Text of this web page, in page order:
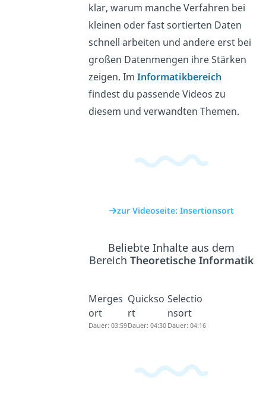
klar, warum manche Verfahren bei
kleinen oder fast sortierten Daten
schnell arbeiten und andere erst bei
großen Datenmengen ihre Stärken
zeigen. ImInformatikbereich
findest du passende Videos zu
diesem und verwandten Themen.
zur Videoseite: Insertionsort
Beliebte Inhalte aus dem
BereichTheoretische Informatik
Merges
ort
Dauer: 03:59
Quickso
rt
Dauer: 04:30
Selectio
nsort
Dauer: 04:16